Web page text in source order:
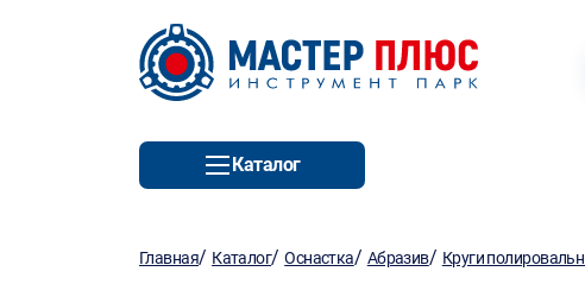
Каталог
Главная/ Каталог/Оснастка/ Абразив/ Круги